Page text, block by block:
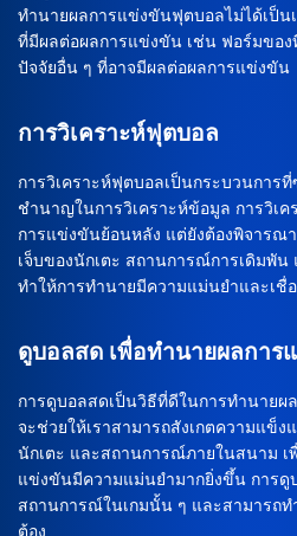
ทำนายผลการแข่งขันฟุตบอลไม่ได้เป็น
ที่มีผลต่อผลการแข่งขัน เช่น ฟอร์มขอ
ปัจจัยอื่น ๆ ที่อาจมีผลต่อผลการแข่งขัน
การวิเคราะห์ฟุตบอล
การวิเคราะห์ฟุตบอลเป็นกระบวนการ
ชำนาญในการวิเคราะห์ข้อมูล การวิเ
การแข่งขันย้อนหลัง แต่ยังต้องพิจารณ
เจ็บของนักเตะ สถานการณ์การเดิมพัน
ทำให้การทำนายมีความแม่นยำและเชื่
ดูบอลสด เพื่อทำนายผลการ
การดูบอลสดเป็นวิธีที่ดีในการทำนาย
จะช่วยให้เราสามารถสังเกตความแข็
นักเตะ และสถานการณ์ภายในสนาม เ
แข่งขันมีความแม่นยำมากยิ่งขึ้น การดู
สถานการณ์ในเกมนั้น ๆ และสามารถ
ต้อง